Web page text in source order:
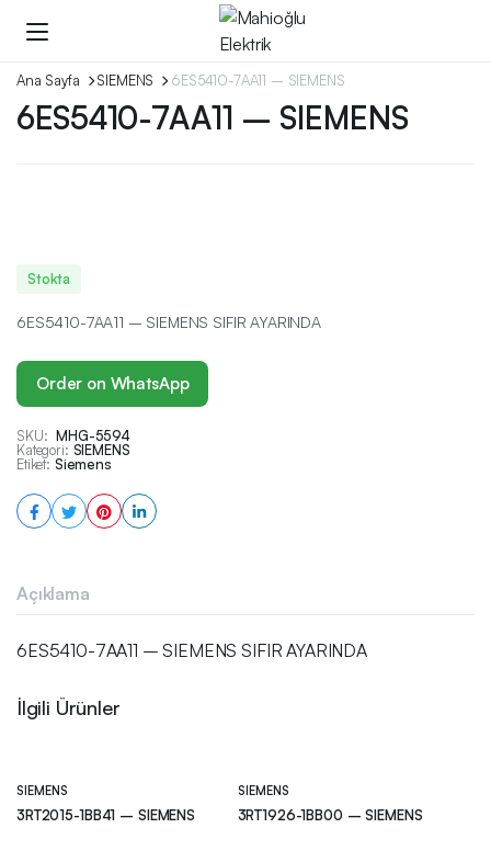
Ana Sayfa SIEMENS 6ES5410-7AA11 – SIEMENS
6ES5410-7AA11 – SIEMENS
Stokta
6ES5410-7AA11 – SIEMENS SIFIR AYARINDA
Order on WhatsApp
SKU: MHG-5594
Kategori: SIEMENS
Etiket: Siemens
Açıklama
6ES5410-7AA11 – SIEMENS SIFIR AYARINDA
İlgili Ürünler
SIEMENS
3RT2015-1BB41 – SIEMENS
SIEMENS
3RT1926-1BB00 – SIEMENS